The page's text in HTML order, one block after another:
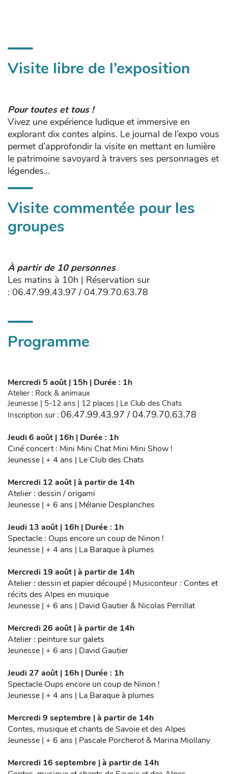
Visite libre de l’exposition
Pour toutes et tous !
Vivez une expérience ludique et immersive en
explorant dix contes alpins. Le journal de l’expo vous
permet d’approfondir la visite en mettant en lumière
le patrimoine savoyard à travers ses personnages et
légendes...
Visite commentée pour les
groupes
À partir de 10 personnes
Les matins à 10h | Réservation sur
: 06.47.99.43.97 / 04.79.70.63.78
Programme
Mercredi 5 août | 15h | Durée : 1h
Atelier : Rock & animaux
Jeunesse | 5-12 ans | 12 places | Le Club des Chats
Inscription sur : 06.47.99.43.97 / 04.79.70.63.78
Jeudi 6 août | 16h | Durée : 1h
Ciné concert : Mini Mini Chat Mini Mini Show !
Jeunesse | + 4 ans | Le Club des Chats
Mercredi 12 août | à partir de 14h
Atelier : dessin / origami
Jeunesse | + 6 ans | Mélanie Desplanches
Jeudi 13 août | 16h | Durée : 1h
Spectacle : Oups encore un coup de Ninon !
Jeunesse | + 4 ans | La Baraque à plumes
Mercredi 19 août | à partir de 14h
Atelier : dessin et papier découpé | Musiconteur : Contes et
récits des Alpes en musique
Jeunesse | + 6 ans | David Gautier & Nicolas Perrillat
Mercredi 26 août | à partir de 14h
Atelier : peinture sur galets
Jeunesse | + 6 ans | David Gautier
Jeudi 27 août | 16h | Durée : 1h
Spectacle Oups encore un coup de Ninon !
Jeunesse | + 4 ans | La Baraque à plumes
Mercredi 9 septembre | à partir de 14h
Contes, musique et chants de Savoie et des Alpes
Jeunesse | + 6 ans | Pascale Porcherot & Marina Miollany
Mercredi 16 septembre | à partir de 14h